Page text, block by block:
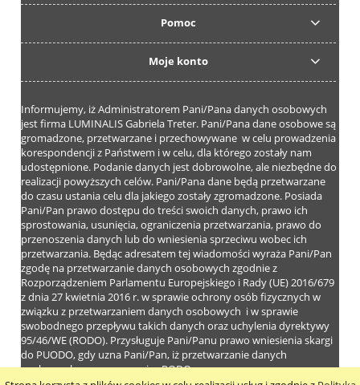
Pomoc
Moje konto
Informujemy, iż Administratorem Pani/Pana danych osobowych
jest firma LUMINALIS Gabriela Treter. Pani/Pana dane osobowe są
gromadzone, przetwarzane i przechowywane w celu prowadzenia
korespondencji z Państwem i w celu, dla którego zostały nam
udostępnione. Podanie danych jest dobrowolne, ale niezbędne do
realizacji powyższych celów. Pani/Pana dane będą przetwarzane
do czasu ustania celu dla jakiego zostały zgromadzone. Posiada
Pani/Pan prawo dostępu do treści swoich danych, prawo ich
sprostowania, usunięcia, ograniczenia przetwarzania, prawo do
przenoszenia danych lub do wniesienia sprzeciwu wobec ich
przetwarzania. Będąc adresatem tej wiadomości wyraża Pani/Pan
zgodę na przetwarzanie danych osobowych zgodnie z
Rozporządzeniem Parlamentu Europejskiego i Rady (UE) 2016/679
z dnia 27 kwietnia 2016 r. w sprawie ochrony osób fizycznych w
związku z przetwarzaniem danych osobowych i w sprawie
swobodnego przepływu takich danych oraz uchylenia dyrektywy
95/46/WE (RODO). Przysługuje Pani/Panu prawo wniesienia skargi
do PUODO, gdy uzna Pani/Pan, iż przetwarzanie danych
osobowych narusza przepisy RODO.